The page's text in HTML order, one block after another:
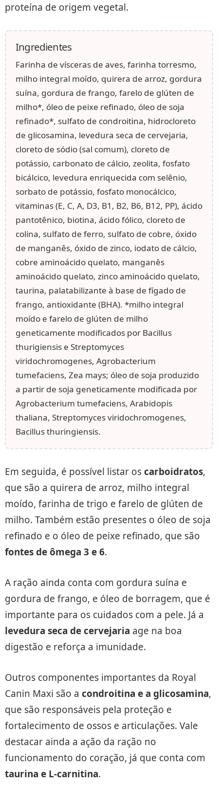
proteína de origem vegetal.
Ingredientes
Farinha de vísceras de aves, farinha torresmo,
milho integral moído, quirera de arroz, gordura
suína, gordura de frango, farelo de glúten de
milho*, óleo de peixe refinado, óleo de soja
refinado*, sulfato de condroitina, hidrocloreto
de glicosamina, levedura seca de cervejaria,
cloreto de sódio (sal comum), cloreto de
potássio, carbonato de cálcio, zeolita, fosfato
bicálcico, levedura enriquecida com selênio,
sorbato de potássio, fosfato monocálcico,
vitaminas (E, C, A, D3, B1, B2, B6, B12, PP), ácido
pantotênico, biotina, ácido fólico, cloreto de
colina, sulfato de ferro, sulfato de cobre, óxido
de manganês, óxido de zinco, iodato de cálcio,
cobre aminoácido quelato, manganês
aminoácido quelato, zinco aminoácido quelato,
taurina, palatabilizante à base de fígado de
frango, antioxidante (BHA). *milho integral
moído e farelo de glúten de milho
geneticamente modificados por Bacillus
thurigiensis e Streptomyces
viridochromogenes, Agrobacterium
tumefaciens, Zea mays; óleo de soja produzido
a partir de soja geneticamente modificada por
Agrobacterium tumefaciens, Arabidopis
thaliana, Streptomyces viridochromogenes,
Bacillus thuringiensis.
Em seguida, é possível listar oscarboidratos,
que são a quirera de arroz, milho integral
moído, farinha de trigo e farelo de glúten de
milho. Também estão presentes o óleo de soja
refinado e o óleo de peixe refinado, que são
fontes de ômega 3 e 6.
A ração ainda conta com gordura suína e
gordura de frango, e óleo de borragem, que é
importante para os cuidados com a pele. Já a
levedura seca de cervejaria age na boa
digestão e reforça a imunidade.
Outros componentes importantes da Royal
Canin Maxi são a condroitina e a glicosamina,
que são responsáveis pela proteção e
fortalecimento de ossos e articulações. Vale
destacar ainda a ação da ração no
funcionamento do coração, já que conta com
taurina e L-carnitina.